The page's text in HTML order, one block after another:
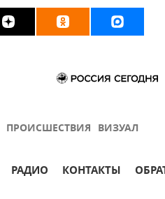
ПРОИСШЕСТВИЯ ВИЗУАЛ
РАДИО КОНТАКТЫ